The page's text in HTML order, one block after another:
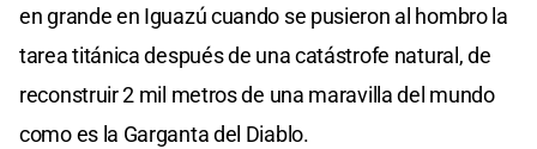
en grande en Iguazú cuando se pusieron al hombro la
tarea titánica después de una catástrofe natural, de
reconstruir 2 mil metros de una maravilla del mundo
como es la Garganta del Diablo.